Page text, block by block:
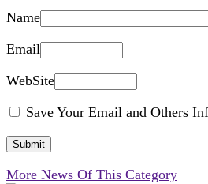
Name
Email
WebSite
Save Your Email and Others
More News Of This Category